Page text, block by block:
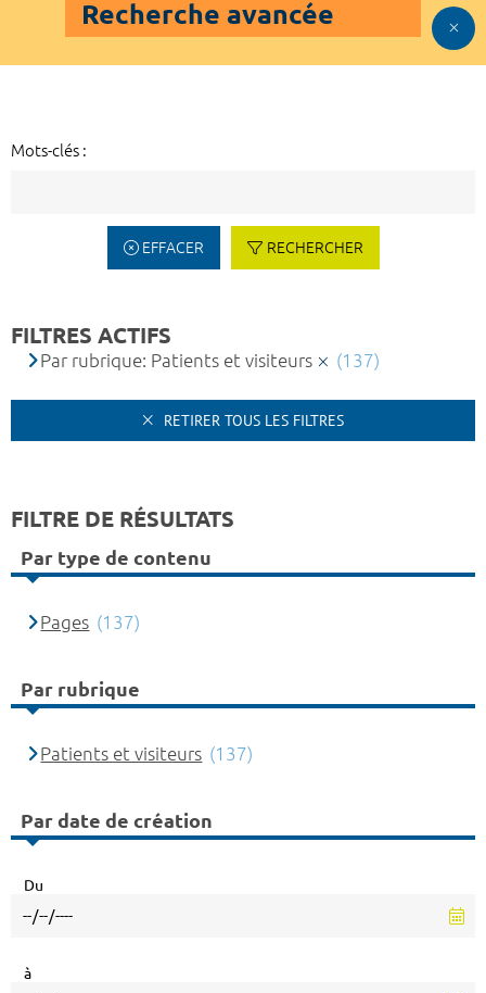
Recherche avancée
Mots-clés :
EFFACER RECHERCHER
FILTRES ACTIFS
Par rubrique: Patients et visiteurs (137)
RETIRER TOUS LES FILTRES
FILTRE DE RÉSULTATS
Par type de contenu
Pages (137)
Par rubrique
Patients et visiteurs (137)
Par date de création
Du
à